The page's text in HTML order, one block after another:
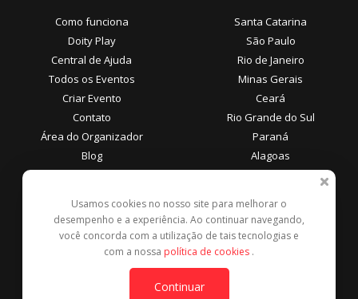
Como funciona
Doity Play
Central de Ajuda
Todos os Eventos
Criar Evento
Contato
Área do Organizador
Blog
Santa Catarina
São Paulo
Rio de Janeiro
Minas Gerais
Ceará
Rio Grande do Sul
Paraná
Alagoas
Área do Participante
Central de Ajuda
Denunciar este evento
Formas de Pagamento
Usamos cookies no nosso site para melhorar o
desempenho e a experiência. Ao continuar navegando,
você concorda com a utilização de tais tecnologias e
com a nossa política de cookies .
Continuar